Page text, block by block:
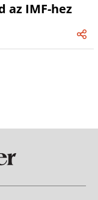
az IMF-hez